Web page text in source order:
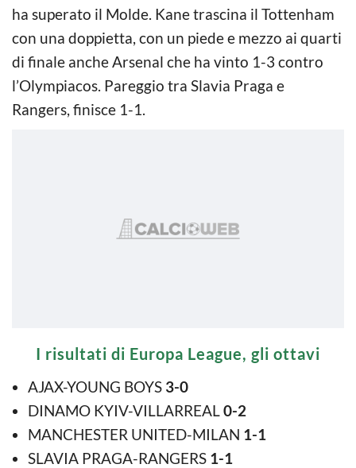
ha superato il Molde. Kane trascina il Tottenham
con una doppietta, con un piede e mezzo ai quarti
di finale anche Arsenal che ha vinto 1-3 contro
l’Olympiacos. Pareggio tra Slavia Praga e
Rangers, finisce 1-1.
I risultati di Europa League, gli ottavi
AJAX-YOUNG BOYS 3-0
DINAMO KYIV-VILLARREAL0-2
MANCHESTER UNITED-MILAN 1-1
SLAVIA PRAGA-RANGERS 1-1